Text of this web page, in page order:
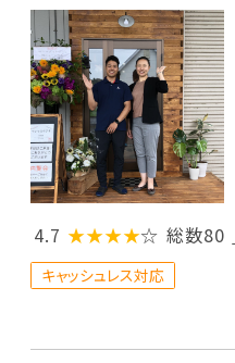
4.7 ★★★★☆ 総数80
キャッシュレス対応